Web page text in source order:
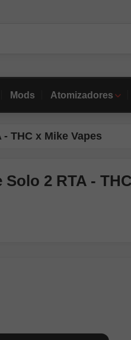
Mods Atomizadores
THC x Mike Vapes
2 RTA -